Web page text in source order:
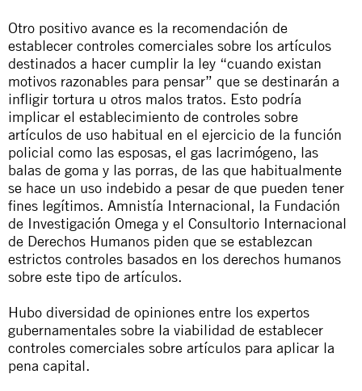
Otro positivo avance es la recomendación de
establecer controles comerciales sobre los artículos
destinados a hacer cumplir la ley “cuando existan
motivos razonables para pensar” que se destinarán a
infligir tortura u otros malos tratos. Esto podría
implicar el establecimiento de controles sobre
artículos de uso habitual en el ejercicio de la función
policial como las esposas, el gas lacrimógeno, las
balas de goma y las porras, de las que habitualmente
se hace un uso indebido a pesar de que pueden tener
fines legítimos. Amnistía Internacional, la Fundación
de Investigación Omega y el Consultorio Internacional
de Derechos Humanos piden que se establezcan
estrictos controles basados en los derechos humanos
sobre este tipo de artículos.
Hubo diversidad de opiniones entre los expertos
gubernamentales sobre la viabilidad de establecer
controles comerciales sobre artículos para aplicar la
pena capital.